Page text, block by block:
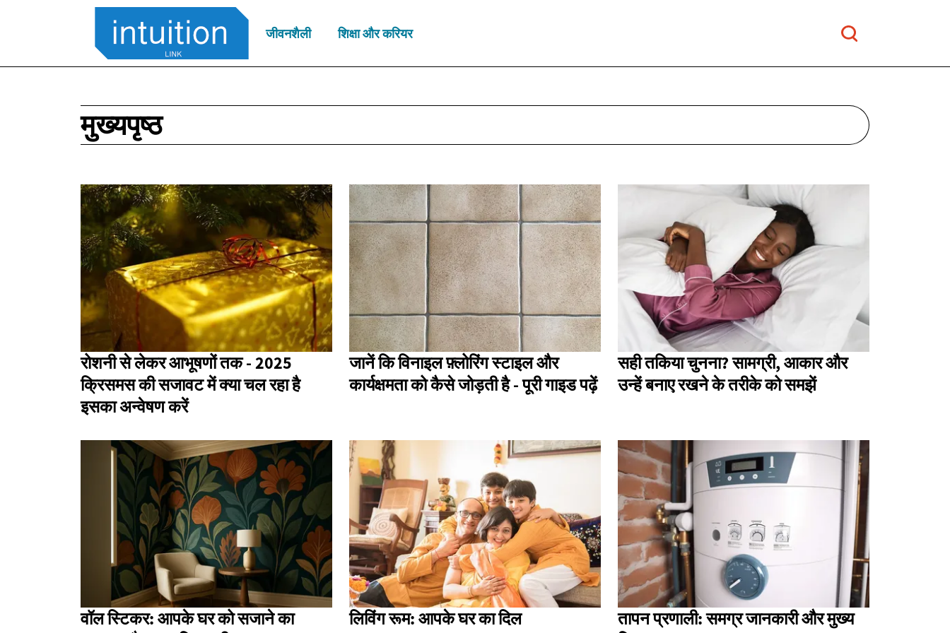
जीवनशैली शिक्षा और करियर
मुख्यपृष्ठ
रोशनी से लेकर आभूषणों तक - 2025
क्रिसमस की सजावट में क्या चल रहा है
इसका अन्वेषण करें
जानें कि विनाइल फ़्लोरिंग स्टाइल और
कार्यक्षमता को कैसे जोड़ती है - पूरी गाइड पढ़ें
सही तकिया चुनना? सामग्री, आकार और
उन्हें बनाए रखने के तरीके को समझें
वॉल स्टिकर: आपके घर को सजाने का
लिविंग रूम: आपके घर का दिल
तापन प्रणाली: समग्र जानकारी और मुख्य